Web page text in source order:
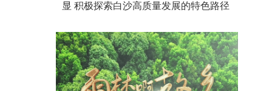
显 积极探索白沙高质量发展的特色路径